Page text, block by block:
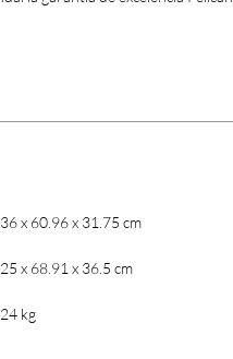
x 60.96 x 31.75 cm
x 68.91 x 36.5 cm
kg